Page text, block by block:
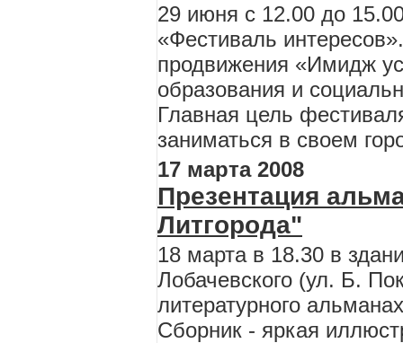
29 июня с 12.00 до
«Фестиваль
продвижения «Имидж
образования и
Главная цель
заниматься в своем
17 марта 2008
Презентация
Литгорода"
18 марта в 18.30 в
Лобачевского (ул. Б.
литературного
Cборник - яркая